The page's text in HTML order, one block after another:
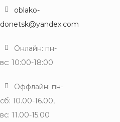
oblako-
donetsk@yandex.com
Онлайн: пн-
вс: 10:00-18:00
Оффлайн: пн-
сб: 10.00-16.00,
вс: 11.00-15.00